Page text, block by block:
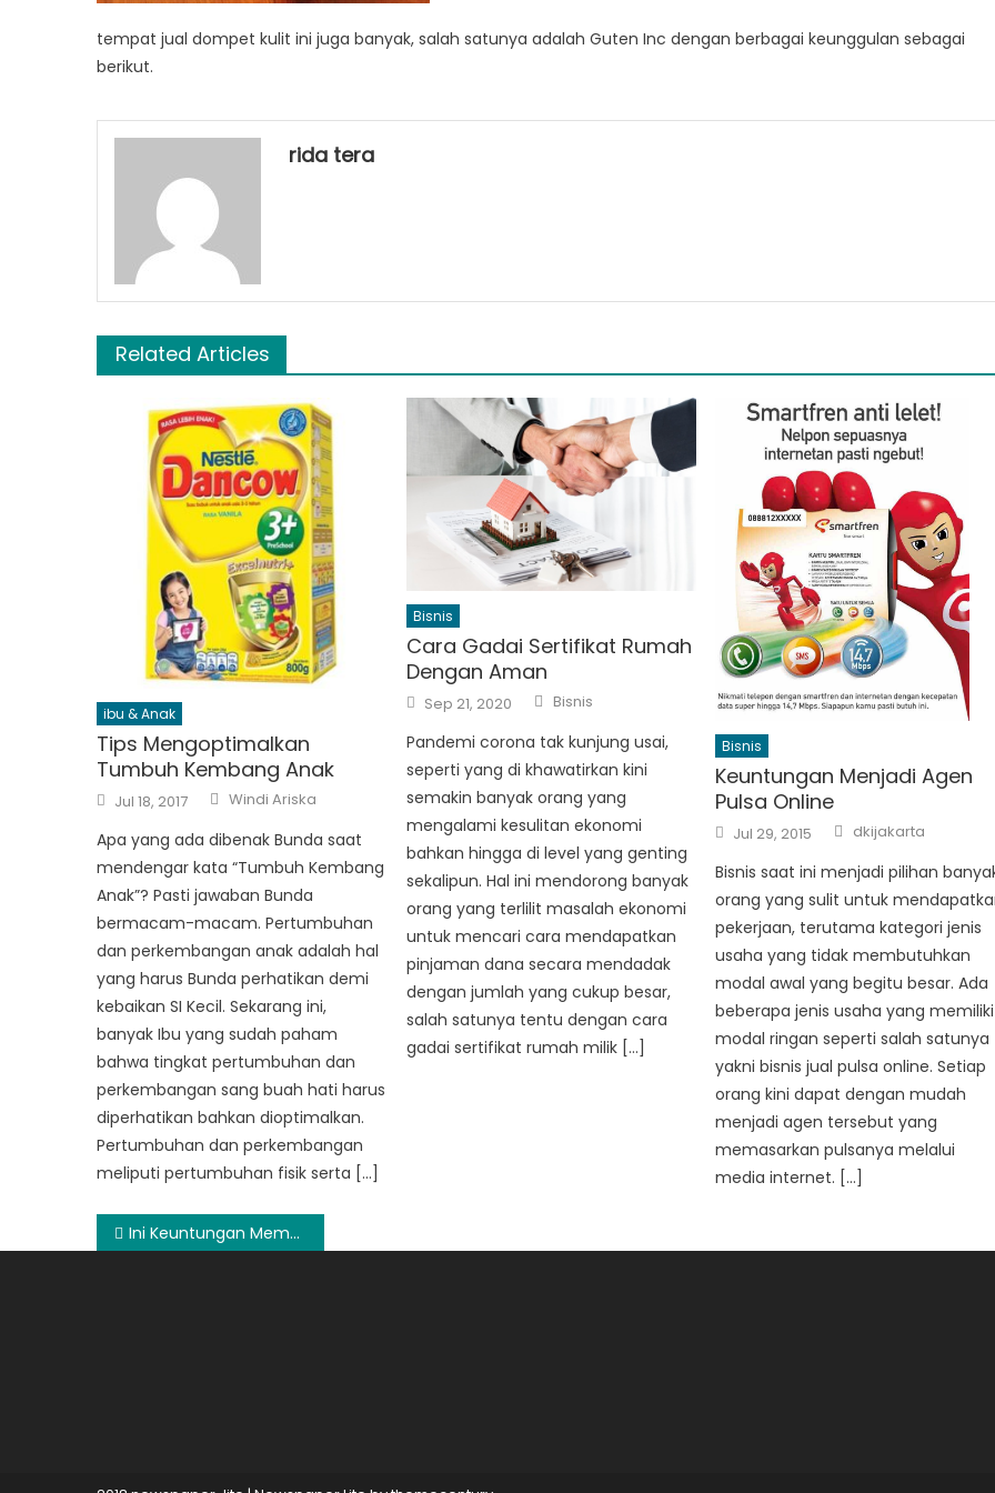
tempat jual dompet kulit ini juga banyak, salah satunya adalah Guten Inc dengan berbagai keunggulan sebagai
berikut.
rida tera
Related Articles
ibu & Anak
Tips Mengoptimalkan
Tumbuh Kembang Anak
Posted
on
Jul 18, 2017 Author
Windi Ariska
Apa yang ada dibenak Bunda saat
mendengar kata “Tumbuh Kembang
Anak”? Pasti jawaban Bunda
bermacam-macam. Pertumbuhan
dan perkembangan anak adalah hal
yang harus Bunda perhatikan demi
kebaikan SI Kecil. Sekarang ini,
banyak Ibu yang sudah paham
bahwa tingkat pertumbuhan dan
perkembangan sang buah hati harus
diperhatikan bahkan dioptimalkan.
Pertumbuhan dan perkembangan
meliputi pertumbuhan fisik serta […]
Bisnis
Cara Gadai Sertifikat Rumah
Dengan Aman
Posted
on
Sep 21, 2020 Author
Bisnis
Pandemi corona tak kunjung usai,
seperti yang di khawatirkan kini
semakin banyak orang yang
mengalami kesulitan ekonomi
bahkan hingga di level yang genting
sekalipun. Hal ini mendorong banyak
orang yang terlilit masalah ekonomi
untuk mencari cara mendapatkan
pinjaman dana secara mendadak
dengan jumlah yang cukup besar,
salah satunya tentu dengan cara
gadai sertifikat rumah milik […]
Bisnis
Keuntungan Menjadi Agen
Pulsa Online
Posted
on
Jul 29, 2015 Author
dkijakarta
Bisnis saat ini menjadi pilihan
orang yang sulit untuk
pekerjaan, terutama kategori jenis
usaha yang tidak membutuhkan
modal awal yang begitu besar. Ada
beberapa jenis usaha yang memiliki
modal ringan seperti salah satunya
yakni bisnis jual pulsa online. Setiap
orang kini dapat dengan mudah
menjadi agen tersebut yang
memasarkan pulsanya melalui
media internet. […]
Post
Ini Keuntungan Membeli Dompet Dari Guten Inc